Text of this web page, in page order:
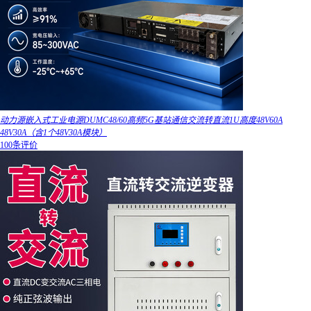
动力源嵌入式工业电源DUMC48/60高频5G基站通信交流转直流1U高度48V60A
48V30A（含1个48V30A模块）
100条评价